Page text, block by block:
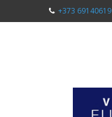
+373 69140619